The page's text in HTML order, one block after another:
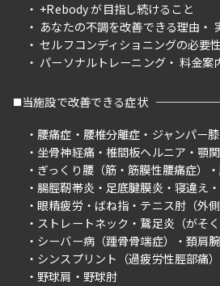
+Rebody が目指し続けること
あなたの不調を改善できる理由
セルフコンディショニングの必要性
パーソナルトレーニング
料金案
当施設で改善できる症状
腰痛症
腰椎分離症 ジャンパー膝
坐骨神経痛
椎間板ヘルニア 顎
ぎっくり腰（筋・筋膜性腰痛症）
腸脛靭帯炎
足底腱膜炎 寝違え
眼精疲労
ばね指
テニス肘（外側
ストレートネック
鵞足炎（がそく
シーバー病（踵骨骨端症）
頚肩
シンスプリント（過疲労性脛部痛）
野球肩
野球肘